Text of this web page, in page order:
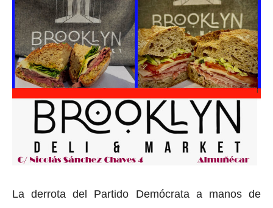
La derrota del Partido Demócrata a manos de